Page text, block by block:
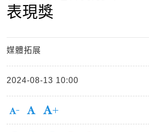
表現獎
媒體拓展
2024-08-13 10:00